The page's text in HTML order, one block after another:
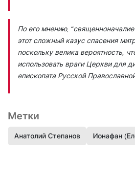
По его мнению,
этот сложный казус спасения
поскольку велика вероятность,
использовать враги Церкви для
епископата Русской
Метки
Анатолий Степанов Ионафан